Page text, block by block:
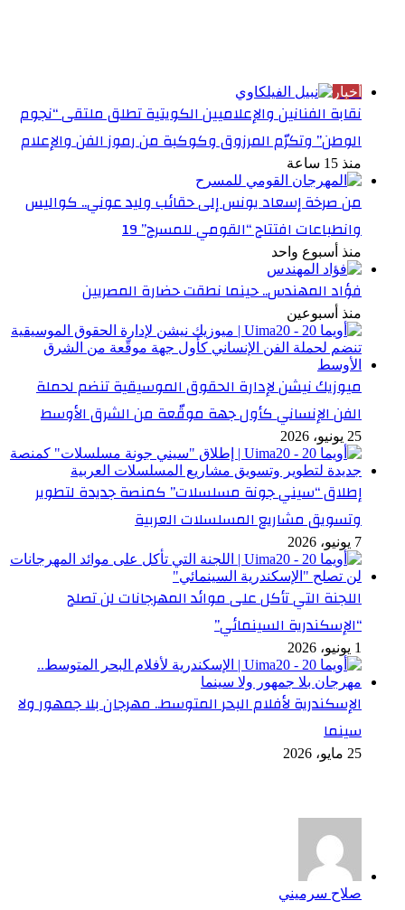
أخبار
نقابة الفنانين والإعلاميين الكويتية تطلق ملتقى “نجوم
الوطن” وتكرّم المرزوق وكوكبة من رموز الفن والإعلام
منذ 15 ساعة
من صرخة إسعاد يونس إلى حقائب وليد عوني.. كواليس
وانطباعات افتتاح “القومي للمسرح” 19
منذ أسبوع واحد
فؤاد المهندس.. حينما نطقت حضارة المصريين
منذ أسبوعين
ميوزيك نيشن لإدارة الحقوق الموسيقية تنضم لحملة
الفن الإنساني كأول جهة موقّعة من الشرق الأوسط
25 يونيو، 2026
إطلاق “سيني جونة مسلسلات” كمنصة جديدة لتطوير
وتسويق مشاريع المسلسلات العربية
7 يونيو، 2026
اللجنة التي تأكل على موائد المهرجانات لن تصلح
“الإسكندرية السينمائي”
1 يونيو، 2026
الإسكندرية لأفلام البحر المتوسط.. مهرجان بلا جمهور ولا
سينما
25 مايو، 2026
صلاح سرميني